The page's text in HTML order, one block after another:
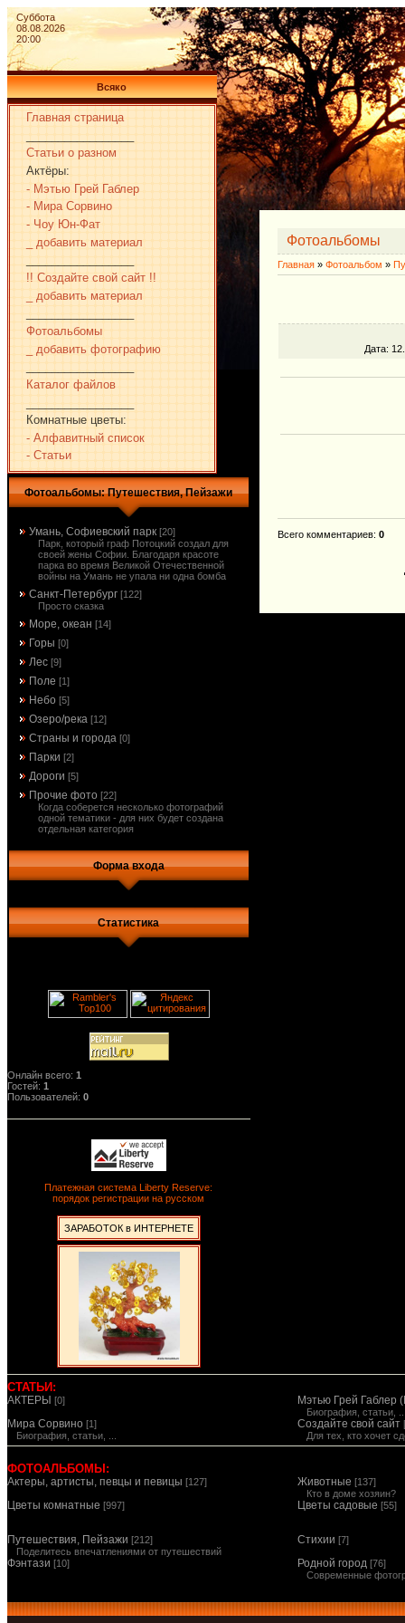
Суббота
08.08.2026
20:00
Всяко
Главная страница
Статьи о разном
Актёры:
- Мэтью Грей Габлер
- Мира Сорвино
- Чоу Юн-Фат
_ добавить материал
!! Создайте свой сайт !!
_ добавить материал
Фотоальбомы
_ добавить фотографию
Каталог файлов
Комнатные цветы:
- Алфавитный список
- Статьи
Фотоальбомы: Путешествия, Пейзажи
Умань, Софиевский парк [20]
Парк, который граф Потоцкий создал для
своей жены Софии. Благодаря красоте
парка во время Великой Отечественной
войны на Умань не упала ни одна бомба
Санкт-Петербург [122]
Просто сказка
Море, океан [14]
Горы [0]
Лес [9]
Поле [1]
Небо [5]
Озеро/река [12]
Страны и города [0]
Парки [2]
Дороги [5]
Прочие фото [22]
Когда соберется несколько фотографий
одной тематики - для них будет создана
отдельная категория
Форма входа
Статистика
Онлайн всего: 1
Гостей: 1
Пользователей: 0
Платежная система Liberty Reserve:
порядок регистрации на русском
ЗАРАБОТОК в ИНТЕРНЕТЕ
Фотоальбомы
Главная » Фотоальбом »
Дата:
Всего комментариев: 0
СТАТЬИ:
АКТЕРЫ [0] Мэтью Грей Габлер
Биография, статьи,
Мира Сорвино [1]
Биография, статьи, ...
Создайте свой сайт
Для тех, кто хочет
ФОТОАЛЬБОМЫ:
Актеры, артисты, певцы и певицы [127] Животные [137]
Кто в доме хозяин?
Цветы комнатные [997] Цветы садовые [55]
Путешествия, Пейзажи [212]
Поделитесь впечатлениями от путешествий
Стихии [7]
Фэнтази [10] Родной город [76]
Современные